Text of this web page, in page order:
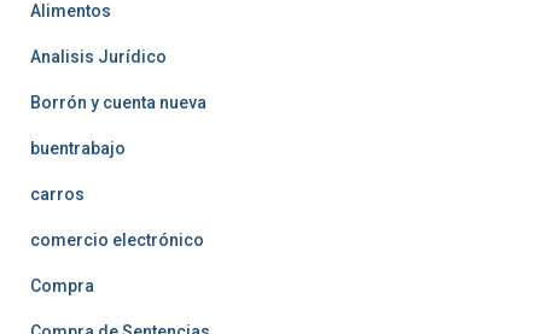
Alimentos
Analisis Jurídico
Borrón y cuenta nueva
buentrabajo
carros
comercio electrónico
Compra